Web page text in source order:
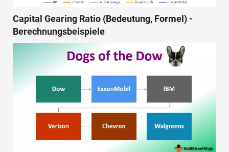
Capital Gearing Ratio (Bedeutung, Formel) -
Berechnungsbeispiele